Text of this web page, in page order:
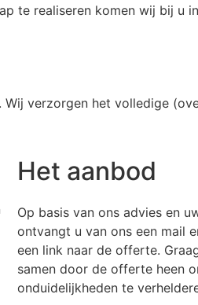
te realiseren komen wij bij
verzorgen het volledige
Het aanbod
basis van ons advies en uw
ontvangt u van ons een mail en
een link naar de offerte. Graag
samen door de offerte heen om
onduidelijkheden te verhelderen.